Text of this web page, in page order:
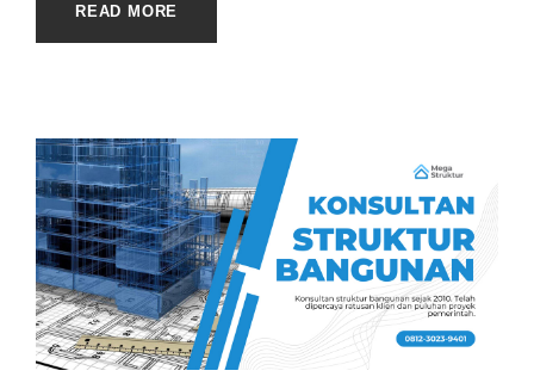
READ MORE